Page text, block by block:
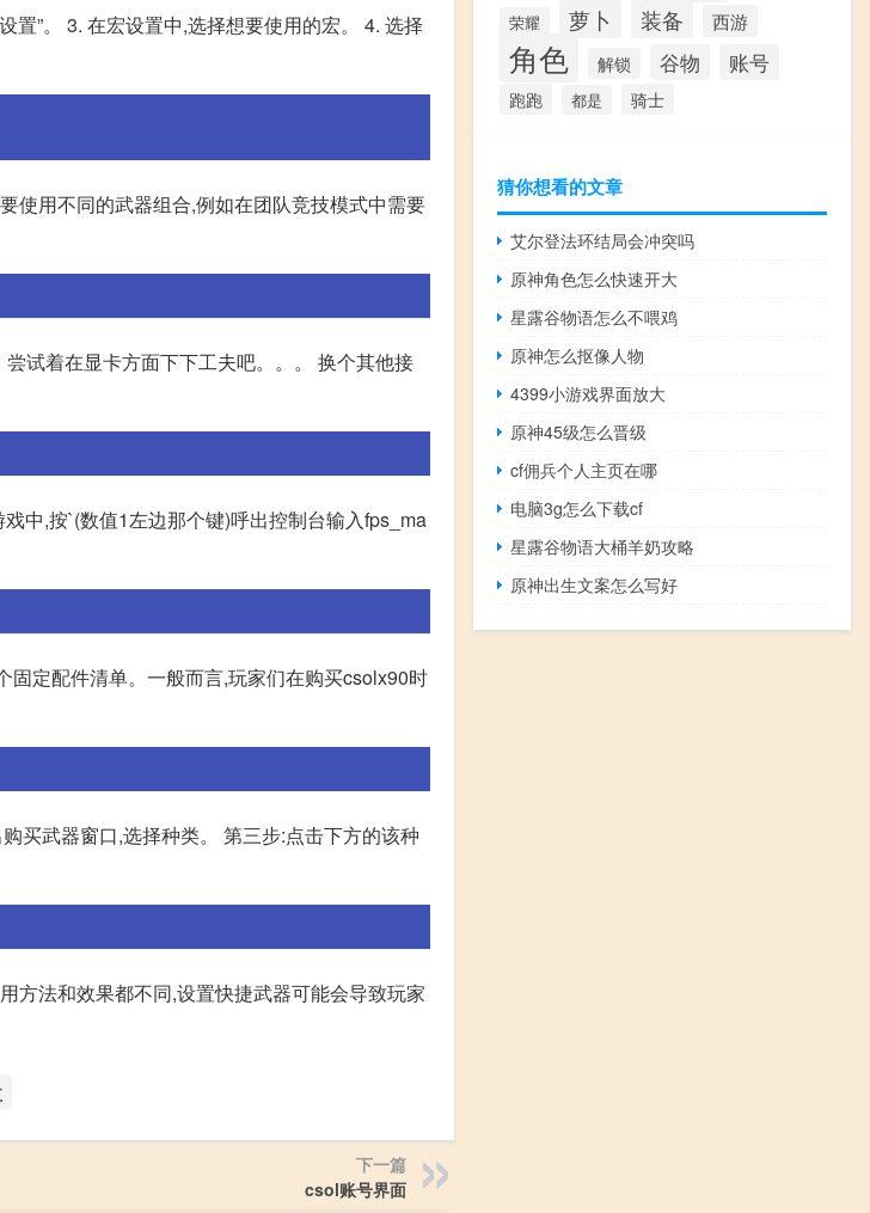
置”。 3. 在宏设置中,选择想要使用的宏。 4. 选择
使用不同的武器组合,例如在团队竞技模式中需要
试着在显卡方面下下工夫吧。。。 换个其他接
,按`(数值1左边那个键)呼出控制台输入fps_ma
定配件清单。一般而言,玩家们在购买csolx90时
买武器窗口,选择种类。 第三步:点击下方的该种
方法和效果都不同,设置快捷武器可能会导致玩家
下一篇
csol账号界面
荣耀 萝卜 装备 西游
角色 解锁 谷物 账号
跑跑 都是 骑士
猜你想看的文章
艾尔登法环结局会冲突吗
原神角色怎么快速开大
星露谷物语怎么不喂鸡
原神怎么抠像人物
4399小游戏界面放大
原神45级怎么晋级
cf佣兵个人主页在哪
电脑3g怎么下载cf
星露谷物语大桶羊奶攻略
原神出生文案怎么写好